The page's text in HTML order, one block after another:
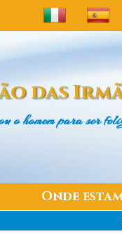
das
o homempara ser
Onde